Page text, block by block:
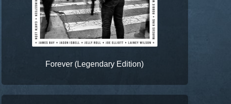
Forever (Legendary Edition)